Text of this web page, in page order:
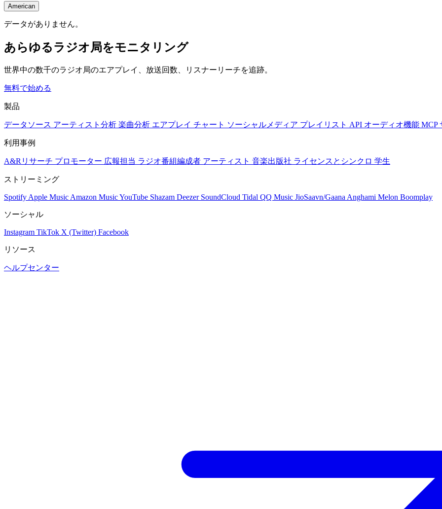
American
データがありません。
あらゆるラジオ局をモニタリング
世界中の数千のラジオ局のエアプレイ、放送回数、リスナーリーチを追跡。
無料で始める
製品
データソース アーティスト分析 楽曲分析 エアプレイ チャート ソーシャルメディア プレイリスト API オーディオ機能 MCP
利用事例
A&Rリサーチ プロモーター 広報担当 ラジオ番組編成者 アーティスト 音楽出版社 ライセンスとシンクロ 学生
ストリーミング
Spotify Apple Music Amazon MusicYouTube Shazam Deezer SoundCloud Tidal QQ Music JioSaavn/Gaana Anghami Melon Boomplay
ソーシャル
Instagram TikTok X (Twitter) Facebook
リソース
ヘルプセンター